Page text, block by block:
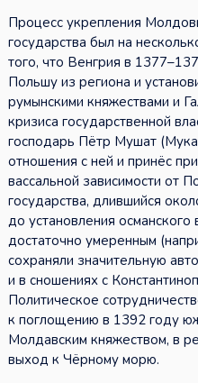
Процесс укрепления
государства был на
того, что Венгрия в
Польшу из региона и
румынскими княжествами и
кризиса государственной
господарь Пётр Мушат
отношения с ней и принёс
вассальной зависимости от
государства, длившийся
до установления
достаточно умеренным
сохраняли значительную
и в сношениях с
Политическое
к поглощению в 1392 году
Молдавским княжеством, в
выход к Чёрному морю.